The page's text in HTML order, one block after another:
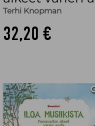
Terhi Knopman
32,20 €